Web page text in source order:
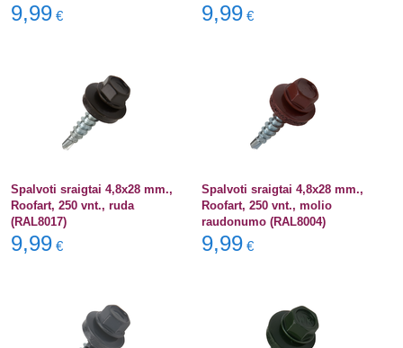
9,99 € 9,99 €
Spalvoti sraigtai 4,8x28 mm.,
Roofart, 250 vnt., ruda
(RAL8017)
9,99 €
Spalvoti sraigtai 4,8x28 mm.,
Roofart, 250 vnt., molio
raudonumo (RAL8004)
9,99 €